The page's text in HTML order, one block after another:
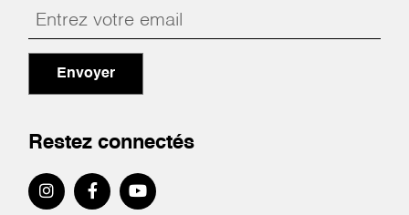
Envoyer
Restez connectés